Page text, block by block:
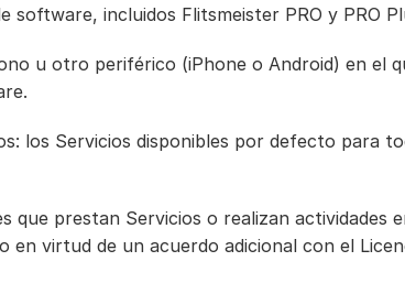
software, incluidos Flitsmeister PRO y PRO
u otro periférico (iPhone o Android) en el
los Servicios disponibles por defecto para
que prestan Servicios o realizan actividades
en virtud de un acuerdo adicional con el